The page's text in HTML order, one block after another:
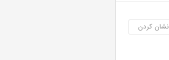
نشان کردن